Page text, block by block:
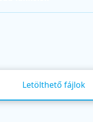
Letölthető fájlok